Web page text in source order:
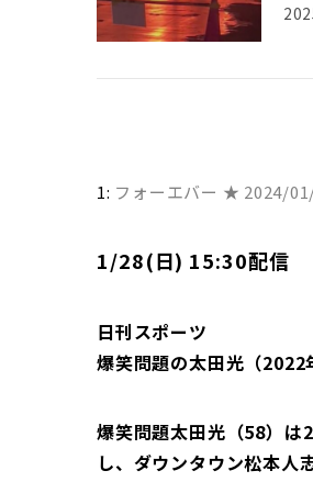
1: フォーエバー ★ 2024/
1/28(日) 15:30配信
日刊スポーツ
爆笑問題の太田光（2022
爆笑問題太田光（58）は
し、ダウンタウン松本人